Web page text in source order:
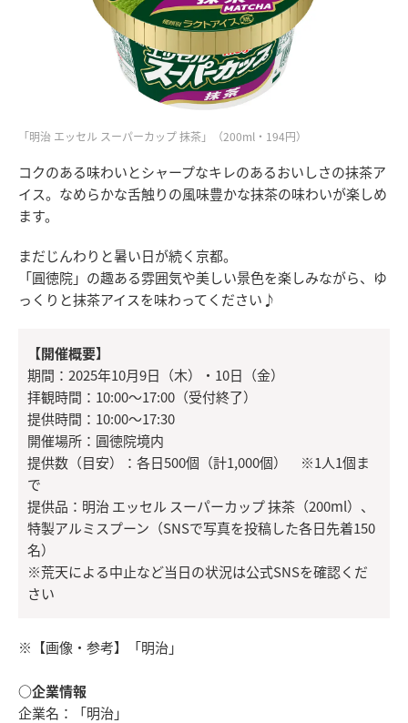
「明治 エッセル スーパーカップ 抹茶」（200ml・194円）
コクのある味わいとシャープなキレのあるおいしさの抹茶ア
イス。なめらかな舌触りの風味豊かな抹茶の味わいが楽しめ
ます。
まだじんわりと暑い日が続く京都。
「圓徳院」の趣ある雰囲気や美しい景色を楽しみながら、ゆ
っくりと抹茶アイスを味わってください♪
【開催概要】
期間：2025年10月9日（木）・10日（金）
拝観時間：10:00～17:00（受付終了）
提供時間：10:00～17:30
開催場所：圓徳院境内
提供数（目安）：各日500個（計1,000個） ※1人1個ま
で
提供品：明治 エッセル スーパーカップ 抹茶（200ml）、
特製アルミスプーン（SNSで写真を投稿した各日先着150
名）
※荒天による中止など当日の状況は公式SNSを確認くだ
さい
※【画像・参考】「明治」
○企業情報
企業名：「明治」